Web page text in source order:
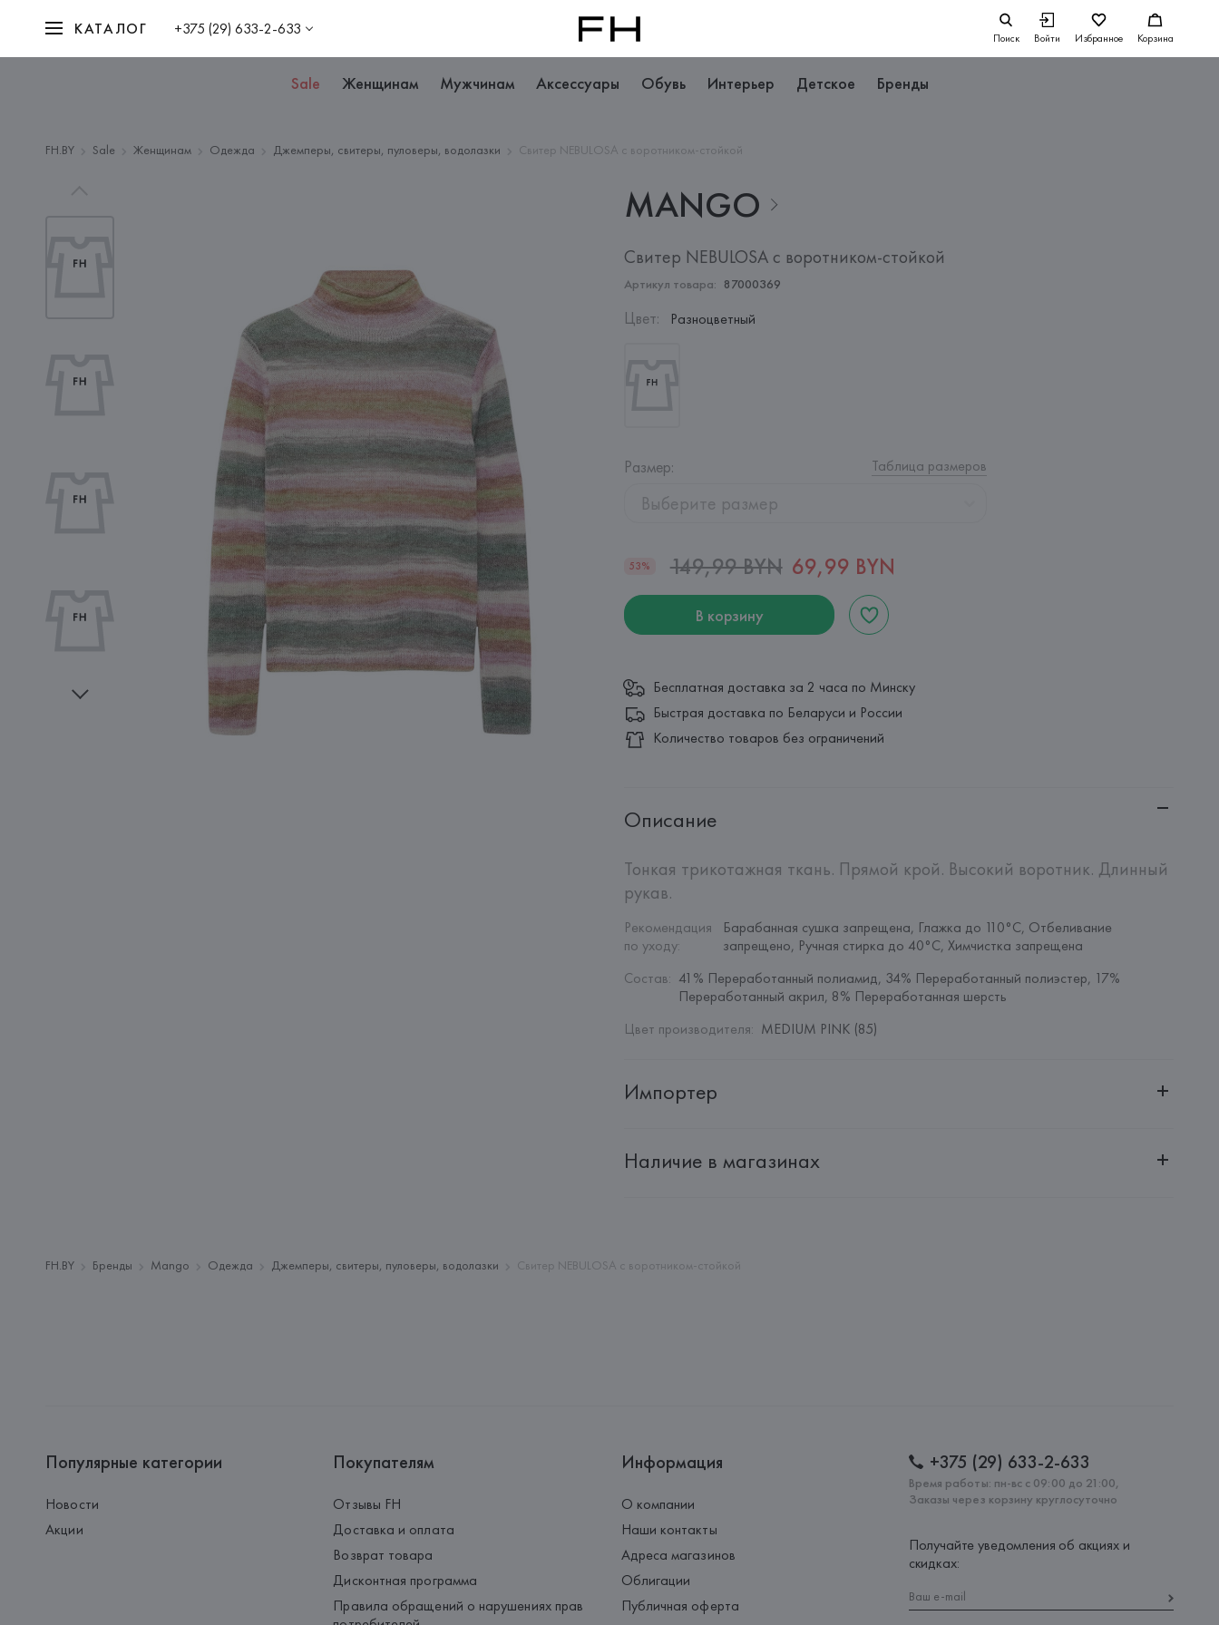
КАТАЛОГ +375 (29) 633-2-633 Поиск Войти Избранное Корзина
Sale Женщинам Мужчинам Аксессуары Обувь Интерьер Детское Бренды
FH.BY Sale Женщинам Одежда Джемперы, свитеры, пуловеры, водолазки Свитер NEBULOSA с воротником-стойкой
MANGO
Свитер NEBULOSA с воротником-стойкой
Артикул товара: 87000369
Цвет: Разноцветный
Размер: Таблица размеров
Выберите размер
53% 149,99 BYN 69,99 BYN
В корзину
Бесплатная доставка за 2 часа по Минску
Быстрая доставка по Беларуси и России
Количество товаров без ограничений
Описание
Тонкая трикотажная ткань. Прямой крой. Высокий воротник. Длинный
рукав.
Рекомендация
по уходу:
Барабанная сушка запрещена, Глажка до 110°C, Отбеливание
запрещено, Ручная стирка до 40°C, Химчистка запрещена
Состав: 41% Переработанный полиамид, 34% Переработанный полиэстер, 17%
Переработанный акрил, 8% Переработанная шерсть
Цвет производителя: MEDIUM PINK (85)
Импортер
Адрес: Республика Беларусь, 220030, г. Минск, ул. Немига, 5, пом. 39, ком. 1
Наличие в магазинах
FH.BY Бренды Mango Одежда Джемперы, свитеры, пуловеры, водолазки Свитер NEBULOSA с воротником-стойкой
Популярные категории
Новости
Акции
Покупателям
Отзывы FH
Доставка и оплата
Возврат товара
Дисконтная программа
Правила обращений о нарушениях прав
Информация
О компании
Наши контакты
Адреса магазинов
Облигации
Публичная оферта
+375 (29) 633-2-633
Время работы: пн-вс с 09:00 до 21:00,
Заказы через корзину круглосуточно
Получайте уведомления об акциях и
скидках: